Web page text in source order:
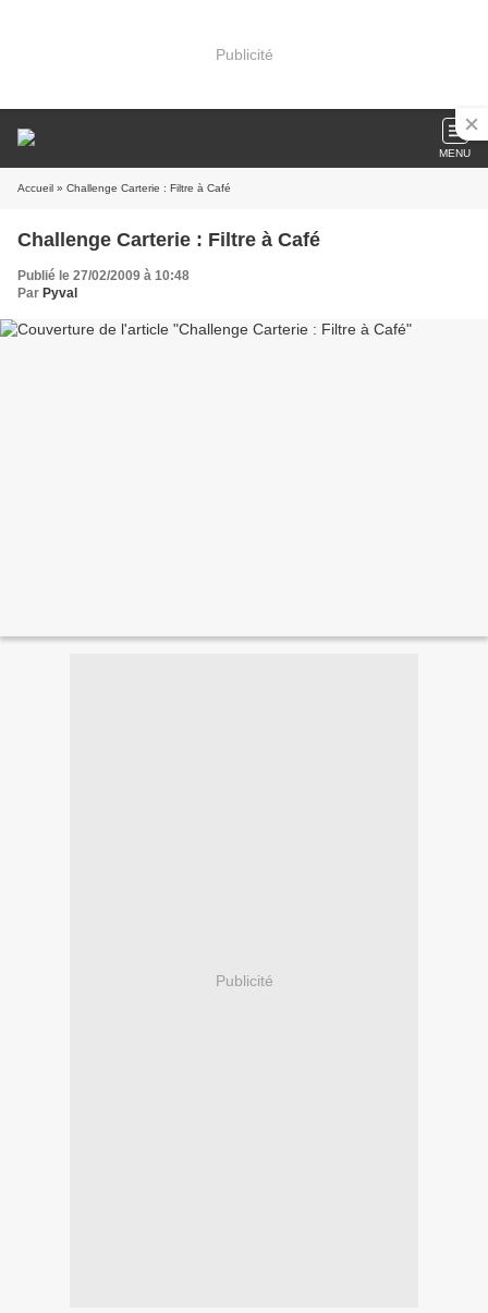
Publicité
MENU
Accueil » Challenge Carterie : Filtre à Café
Challenge Carterie : Filtre à Café
Publié le 27/02/2009 à 10:48
Par Pyval
Publicité